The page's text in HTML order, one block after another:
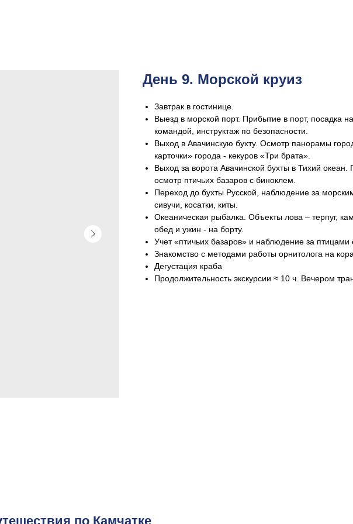
День 9. Морской круиз
Завтрак в гостинице.
Выезд в морской порт. Прибытие в порт, посадка
командой, инструктаж по безопасности.
Выход в Авачинскую бухту. Осмотр панорамы
карточки» города - кекуров «Три брата».
Выход за ворота Авачинской бухты в Тихий океан.
осмотр птичьих базаров с биноклем.
Переход до бухты Русской, наблюдение за
сивучи, косатки, киты.
Океаническая рыбалка. Объекты лова – терпуг,
обед и ужин - на борту.
Учет «птичьих базаров» и наблюдение за
Знакомство с методами работы орнитолога на
Дегустация краба
Продолжительность экскурсии ≈ 10 ч. Вечером
по Камчатке